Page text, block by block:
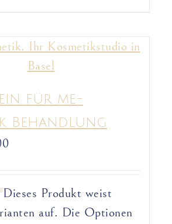
für me-
Behandlung
Dieses Produkt weist
auf. Die Optionen